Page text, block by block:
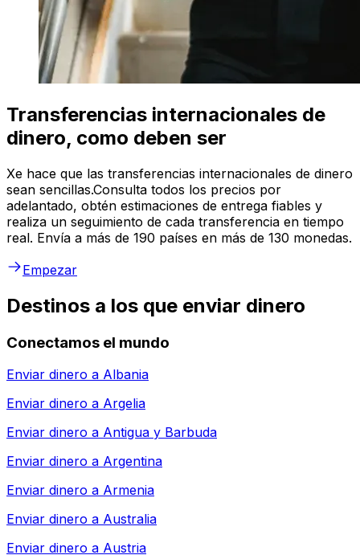
Transferencias internacionales de
dinero, como deben ser
Xe hace que las transferencias internacionales de dinero
sean sencillas.Consulta todos los precios por
adelantado, obtén estimaciones de entrega fiables y
realiza un seguimiento de cada transferencia en tiempo
real. Envía a más de 190 países en más de 130 monedas.
Empezar
Destinos a los que enviar dinero
Conectamos el mundo
Enviar dinero a Albania
Enviar dinero a Argelia
Enviar dinero a Antigua y Barbuda
Enviar dinero a Argentina
Enviar dinero a Armenia
Enviar dinero a Australia
Enviar dinero a Austria